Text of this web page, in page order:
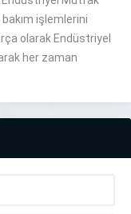
işlemlerini
olarak Endüstriyel
her zaman